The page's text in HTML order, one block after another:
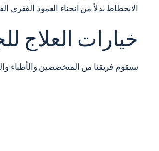
الانحطاط بدلاً من انحناء العمود الفقري
خيارات العلاج
سيقوم فريقنا من المتخصصين والأطباء